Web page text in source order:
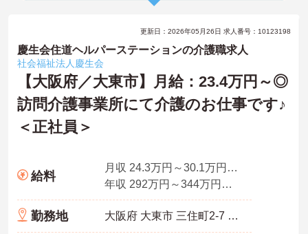
更新日：2026年05月26日 求人番号：10123198
慶生会住道ヘルパーステーションの介護職求人
社会福祉法人慶生会
【大阪府／大東市】月給：23.4万円～◎
訪問介護事業所にて介護のお仕事です♪
＜正社員＞
給料
月収 24.3万円～30.1万円程度※諸手当込
年収 292万円～344万円程度 ※月収×12か月
勤務地 大阪府 大東市 三住町2-7 シティワース201号